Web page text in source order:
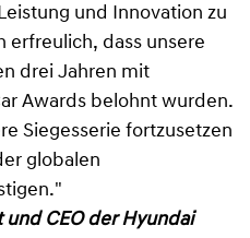
und Innovation zu
erfreulich, dass unsere
drei Jahren mit
Awards belohnt wurden.
Siegesserie fortzusetzen
globalen
CEO der Hyundai